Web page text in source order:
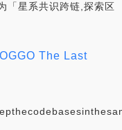
「星系共识跨链,探索区
The Last